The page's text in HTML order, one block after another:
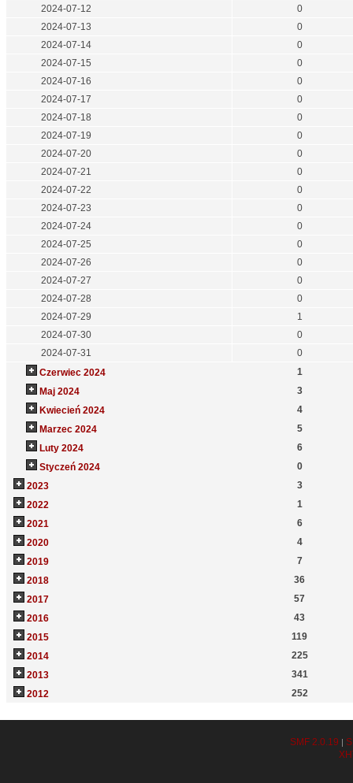
2024-07-12
0
2024-07-13
0
2024-07-14
0
2024-07-15
0
2024-07-16
0
2024-07-17
0
2024-07-18
0
2024-07-19
0
2024-07-20
0
2024-07-21
0
2024-07-22
0
2024-07-23
0
2024-07-24
0
2024-07-25
0
2024-07-26
0
2024-07-27
0
2024-07-28
0
2024-07-29
1
2024-07-30
0
2024-07-31
0
Czerwiec 2024
1
Maj 2024
3
Kwiecień 2024
4
Marzec 2024
5
Luty 2024
6
Styczeń 2024
0
2023
3
2022
1
2021
6
2020
4
2019
7
2018
36
2017
57
2016
43
2015
119
2014
225
2013
341
2012
252
SMF 2.0.19